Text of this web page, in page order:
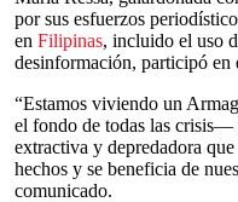
por sus esfuerzos
en Filipinas, incluido el uso
desinformación, participó en
“Estamos viviendo un
el fondo de todas las crisis—
extractiva y depredadora
hechos y se beneficia de
comunicado.